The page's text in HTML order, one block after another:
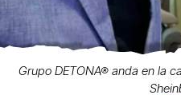
Grupo DETONA® anda en la